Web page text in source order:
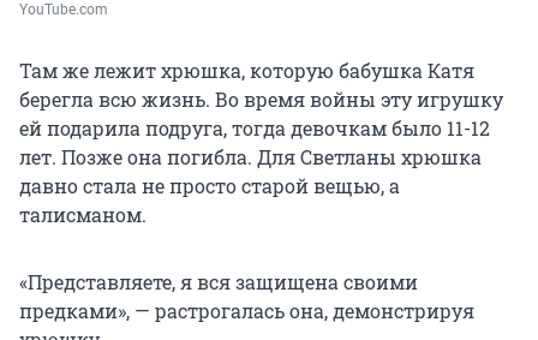
YouTube.com
Там же лежит хрюшка, которую бабушка Катя
берегла всю жизнь. Во время войны эту игрушку
ей подарила подруга, тогда девочкам было 11-12
лет. Позже она погибла. Для Светланы хрюшка
давно стала не просто старой вещью, а
талисманом.
«Представляете, я вся защищена своими
предками», — растрогалась она, демонстрируя